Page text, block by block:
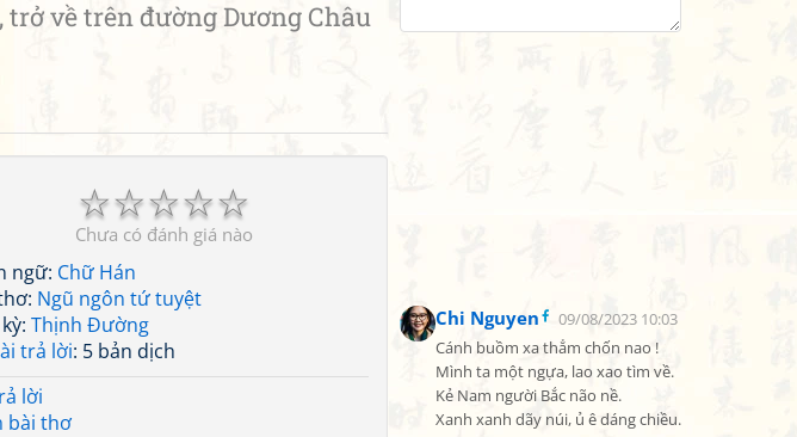
Chi Nguyen
09/08/2023 10:03
Cánh buồm xa thẳm chốn nao !
Mình ta một ngựa, lao xao tìm về.
Kẻ Nam người Bắc não nề.
Xanh xanh dãy núi, ủ ê dáng chiều.
về trên đường Dương Châu
☆
☆
☆
☆
☆
Chưa có đánh giá nào
ngữ: Chữ Hán
Ngũ ngôn tứ tuyệt
Thịnh Đường
trả lời: 5 bản dịch
lời
bài thơ